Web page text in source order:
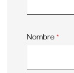
Nombre *